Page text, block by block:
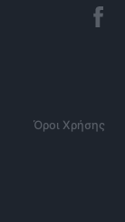
Όροι Χρήσης